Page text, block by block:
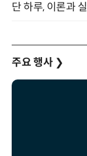
주요 행사 ❯